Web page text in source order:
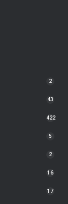
2
43
422
5
2
16
17